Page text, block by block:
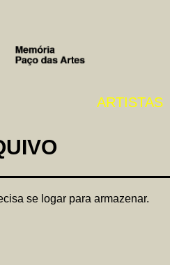
ARTISTAS
se logar para armazenar.